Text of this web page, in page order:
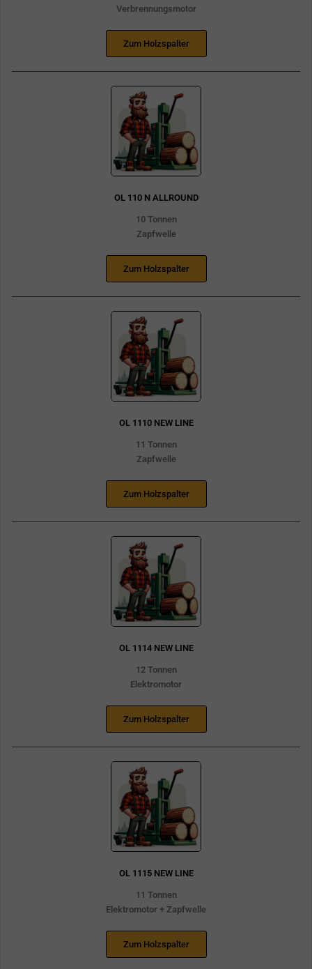
Verbrennungsmotor
Zum Holzspalter
OL 110 N ALLROUND
10 Tonnen
Zapfwelle
Zum Holzspalter
OL 1110 NEW LINE
11 Tonnen
Zapfwelle
Zum Holzspalter
OL 1114 NEW LINE
12 Tonnen
Elektromotor
Zum Holzspalter
OL 1115 NEW LINE
11 Tonnen
Elektromotor + Zapfwelle
Zum Holzspalter